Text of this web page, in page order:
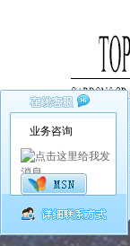
网站首页
业务咨询